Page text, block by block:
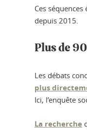
Ces
depuis 2015.
Plus de
Les débats
plus
Ici, l’enquête
La recherche